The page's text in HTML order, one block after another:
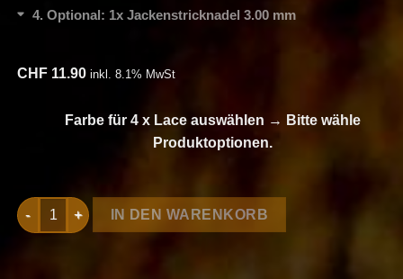
4 Optional: 1x Jackenstricknadel 3.00 mm
CHF 11.90 inkl. 8.1% MwSt
Farbe für 4 x Lace auswählen → Bitte wähle
Produktoptionen.
Strickset Schal aus Lace von Lang Yarns Menge
IN DEN WARENKORB